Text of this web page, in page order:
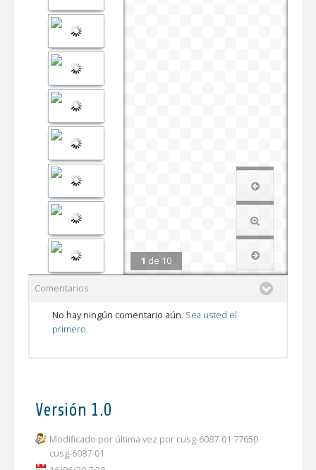
1 de 10
Comentarios
No hay ningún comentario aún. Sea usted el
primero.
Versión 1.0
Modificado por última vez por cusg-6087-01 77650
cusg-6087-01